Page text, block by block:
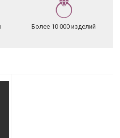
Более 10 000 изделий